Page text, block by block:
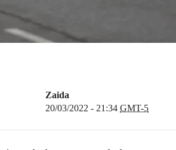
Zaida
20/03/2022 - 21:34 GMT-5